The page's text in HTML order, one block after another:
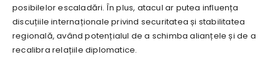
posibilelor escaladări. În plus, atacul ar putea influența
discuțiile internaționale privind securitatea și stabilitatea
regională, având potențialul de a schimba alianțele și de a
recalibra relațiile diplomatice.